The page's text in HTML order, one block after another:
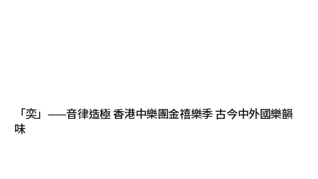
「奕」——音律造極 香港中樂團金禧樂季 古今中外國樂韻
味